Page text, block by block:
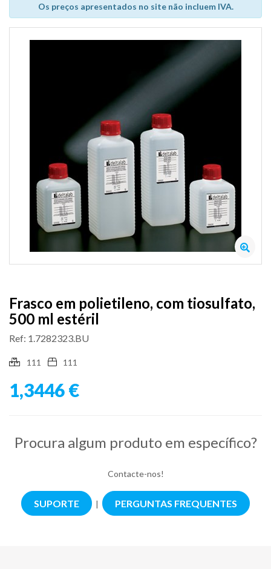
Os preços apresentados no site não incluem IVA.
Frasco em polietileno, com tiosulfato,
500 ml estéril
Ref: 1.7282323.BU
111 111
1,3446 €
Procura algum produto em específico?
Contacte-nos!
SUPORTE | PERGUNTAS FREQUENTES